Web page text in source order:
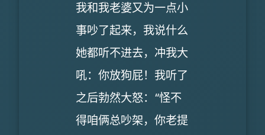
我和我老婆又为一点小
事吵了起来，我说什么
她都听不进去，冲我大
吼：你放狗屁！我听了
之后勃然大怒：“怪不
得咱俩总吵架，你老提